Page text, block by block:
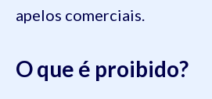
apelos comerciais.
O que é proibido?